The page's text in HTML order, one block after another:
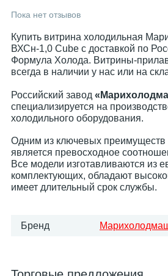
Пока нет отзывов
Купить витрина холодильная
ВХСн-1,0 Cube с доставкой по
Формула Холода. Витрины-
всегда в наличии у нас или на
Российский завод
специализируется на
холодильного оборудования.
Одним из ключевых преимуществ
является превосходное
Все модели изготавливаются из
комплектующих, обладают
имеет длительный срок службы.
Бренд